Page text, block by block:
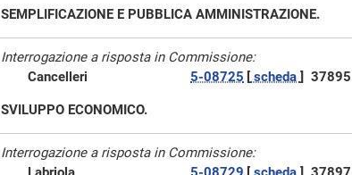
SEMPLIFICAZIONE E PUBBLICA AMMINISTRAZIONE.
Interrogazione a risposta in Commissione:
Cancelleri
5-08725 [ scheda ] 37895
SVILUPPO ECONOMICO.
Interrogazione a risposta in Commissione: